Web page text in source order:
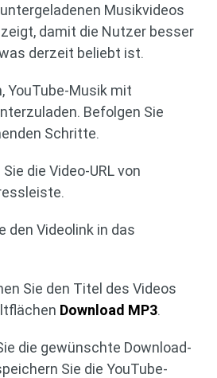
Musikvideos
damit die Nutzer besser
derzeit beliebt ist.
YouTube-Musik mit
Befolgen Sie
Schritte.
die Video-URL von
den Videolink in das
Sie den Titel des Videos
Download MP3.
die gewünschte Download-
Sie die YouTube-